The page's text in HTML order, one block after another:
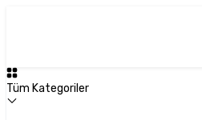
Tüm Kategoriler